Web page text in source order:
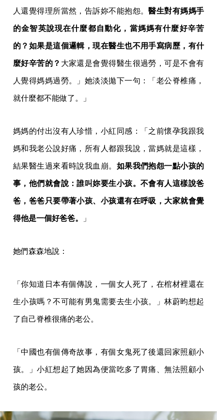
人還覺得理所當然，告訴妳不能抱怨。醫生對有媽媽手
的金智英說現在什麼都自動化，當媽媽有什麼好辛苦
的？如果是這個邏輯，現在醫生也不用手寫病歷，有什
麼好辛苦的？ 大家還是會覺得醫生很過勞，可是不會有
人覺得媽媽過勞。」她淡淡拋下一句：「老公脊椎痛，
就什麼都不能做了。」
媽媽的付出沒有人珍惜，小紅同感：「之前懷孕我跟我
媽和我老公說好痛，所有人都跟我說，當媽就是這樣，
結果醫生過來看時說我血崩。 如果我們抱怨一點小孩的
事，他們就會說：誰叫妳要生小孩。不會有人這樣說爸
爸，爸爸只要帶著小孩、小孩還有在呼吸，大家就會覺
得他是一個好爸爸。 」
她們森森地說：
「你知道日本有個傳說，一個女人死了，在棺材裡還在
生小孩嗎？不可能有男鬼需要去生小孩。」林蔚昀想起
了自己脊椎很痛的老公。
「中國也有個傳奇故事，有個女鬼死了後還回家照顧小
孩。」小紅想起了她因為便當吃多了胃痛、無法照顧小
孩的老公。